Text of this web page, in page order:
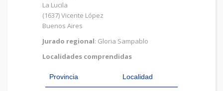
La Lucila
(1637) Vicente López
Buenos Aires
Jurado regional: Gloria Sampablo
Localidades comprendidas
Provincia Localidad